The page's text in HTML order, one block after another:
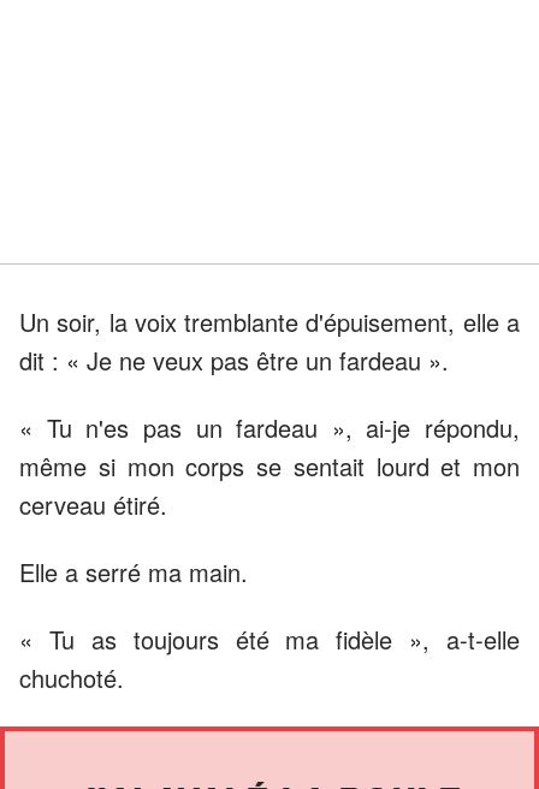
Un soir, la voix tremblante d'épuisement, elle a
dit : « Je ne veux pas être un fardeau ».
« Tu n'es pas un fardeau », ai-je répondu,
même si mon corps se sentait lourd et mon
cerveau étiré.
Elle a serré ma main.
« Tu as toujours été ma fidèle », a-t-elle
chuchoté.